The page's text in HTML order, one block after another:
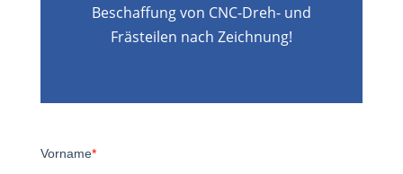
Beschaffung von CNC-Dreh- und
Frästeilen nach Zeichnung!